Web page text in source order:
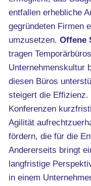
entfallen erhebliche
gegründeten Firmen
umzusetzen. Offene
tragen
Unternehmenskultur
diesen Büros
steigert die
Konferenzen
Agilität
fördern, die für die
Andererseits bringt
langfristige
in einem